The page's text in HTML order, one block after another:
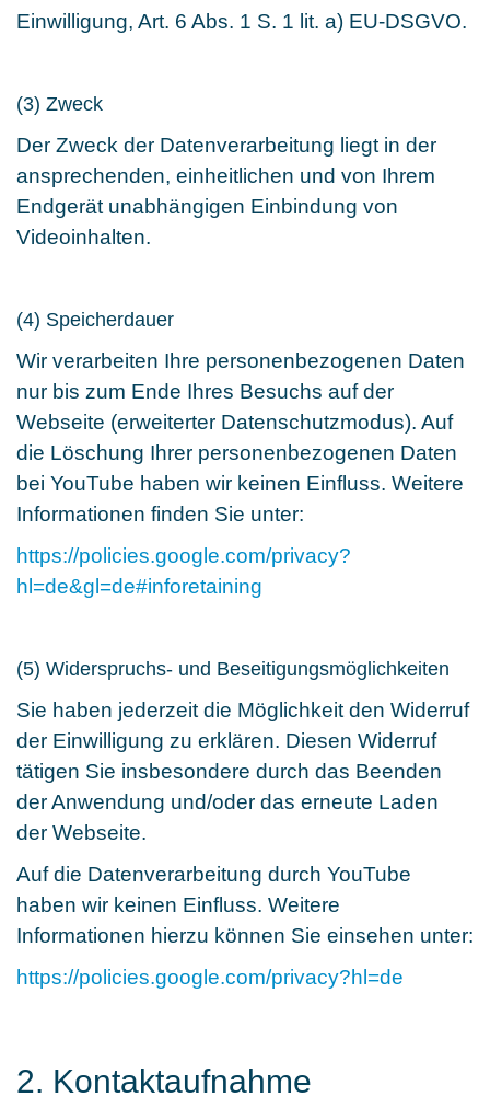
Einwilligung, Art. 6 Abs. 1 S. 1 lit. a) EU-DSGVO.
(3) Zweck
Der Zweck der Datenverarbeitung liegt in der
ansprechenden, einheitlichen und von Ihrem
Endgerät unabhängigen Einbindung von
Videoinhalten.
(4) Speicherdauer
Wir verarbeiten Ihre personenbezogenen Daten
nur bis zum Ende Ihres Besuchs auf der
Webseite (erweiterter Datenschutzmodus). Auf
die Löschung Ihrer personenbezogenen Daten
bei YouTube haben wir keinen Einfluss. Weitere
Informationen finden Sie unter:
https://policies.google.com/privacy?
hl=de&gl=de#inforetaining
(5) Widerspruchs- und Beseitigungsmöglichkeiten
Sie haben jederzeit die Möglichkeit den Widerruf
der Einwilligung zu erklären. Diesen Widerruf
tätigen Sie insbesondere durch das Beenden
der Anwendung und/oder das erneute Laden
der Webseite.
Auf die Datenverarbeitung durch YouTube
haben wir keinen Einfluss. Weitere
Informationen hierzu können Sie einsehen unter:
https://policies.google.com/privacy?hl=de
2. Kontaktaufnahme